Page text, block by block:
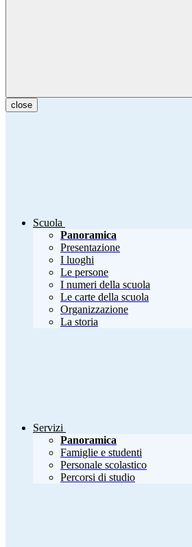
close
Scuola
Panoramica
Presentazione
I luoghi
Le persone
I numeri della scuola
Le carte della scuola
Organizzazione
La storia
Servizi
Panoramica
Famiglie e studenti
Personale scolastico
Percorsi di studio